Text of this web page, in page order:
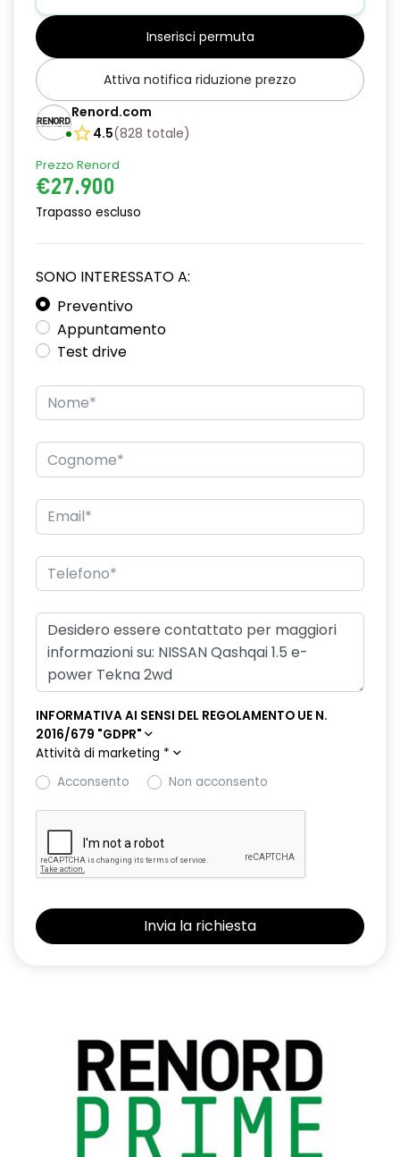
Inserisci permuta
Attiva notifica riduzione prezzo
Renord.com
4.5(828 totale)
Prezzo Renord
€27.900
Trapasso escluso
SONO INTERESSATO A:
Preventivo
Appuntamento
Test drive
INFORMATIVA AI SENSI DEL REGOLAMENTO UE N.
2016/679 "GDPR"
Attività di marketing *
Acconsento
Non acconsento